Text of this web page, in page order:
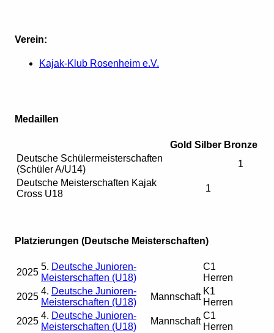
Verein:
Kajak-Klub Rosenheim e.V.
Medaillen
Gold Silber Bronze
Deutsche Schülermeisterschaften
(Schüler A/U14)
1
Deutsche Meisterschaften Kajak
Cross U18
1
Platzierungen (Deutsche Meisterschaften)
2025
5. Deutsche Junioren-
Meisterschaften (U18)
C1
Herren
2025
4. Deutsche Junioren-
Meisterschaften (U18)
Mannschaft
K1
Herren
2025
4. Deutsche Junioren-
Meisterschaften (U18)
Mannschaft
C1
Herren